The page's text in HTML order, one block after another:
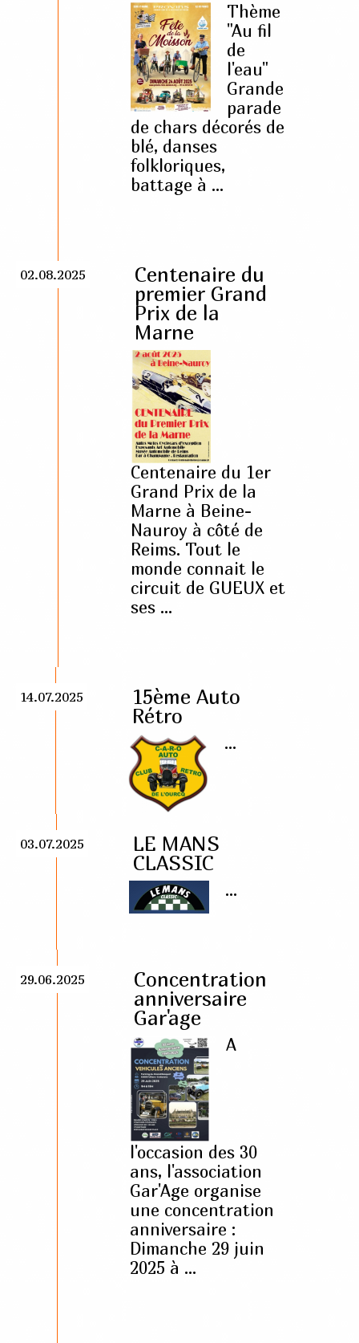
Thème
"Au fil
de
l'eau"
Grande
parade
de chars décorés de
blé, danses
folkloriques,
battage à ...
02.08.2025
Centenaire du
premier Grand
Prix de la
Marne
Centenaire du 1er
Grand Prix de la
Marne à Beine-
Nauroy à côté de
Reims. Tout le
monde connait le
circuit de GUEUX et
ses ...
14.07.2025
15ème Auto
Rétro
...
03.07.2025
LE MANS
CLASSIC
...
29.06.2025
Concentration
anniversaire
Gar'age
A
l'occasion des 30
ans, l'association
Gar'Age organise
une concentration
anniversaire :
Dimanche 29 juin
2025 à ...